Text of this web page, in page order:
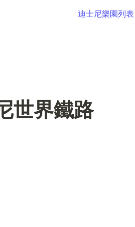
迪士尼樂園列表
世界鐵路